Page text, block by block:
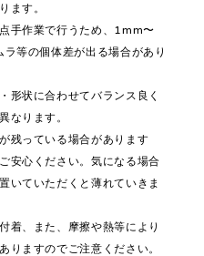
ます。
手作業で行うため、1mm〜
等の個体差が出る場合があり
形状に合わせてバランス良く
なります。
残っている場合があります
安心ください。気になる場合
いていただくと薄れていきま
着、また、摩擦や熱等により
りますのでご注意ください。